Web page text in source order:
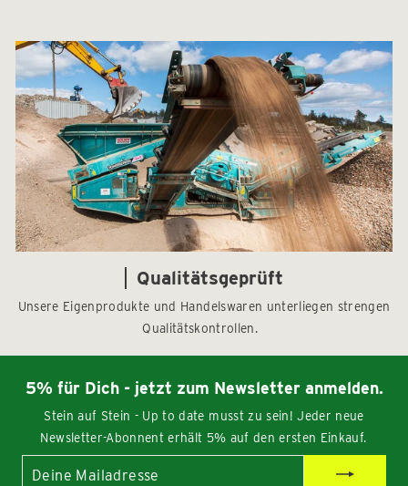
Qualitätsgeprüft
Unsere Eigenprodukte und Handelswaren unterliegen strengen
Qualitätskontrollen.
5% für Dich - jetzt zum Newsletter anmelden.
Stein auf Stein - Up to date musst zu sein! Jeder neue
Newsletter-Abonnent erhält 5% auf den ersten Einkauf.